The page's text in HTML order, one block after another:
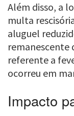
Além disso, a
multa
aluguel
referente a
ocorreu em
Impacto